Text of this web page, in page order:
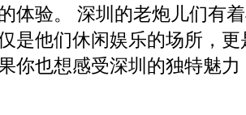
体验。 深圳的老炮儿们有
是他们休闲娱乐的场所，
你也想感受深圳的独特魅